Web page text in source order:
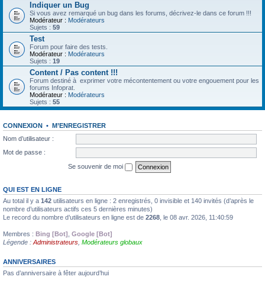
Indiquer un Bug
Si vous avez remarqué un bug dans les forums, décrivez-le dans ce forum !!!
Modérateur : Modérateurs
Sujets : 59
Test
Forum pour faire des tests.
Modérateur : Modérateurs
Sujets : 19
Content / Pas content !!!
Forum destiné à exprimer votre mécontentement ou votre engouement pour les
forums Infoprat.
Modérateur : Modérateurs
Sujets : 55
CONNEXION • M’ENREGISTRER
Nom d’utilisateur :
Mot de passe :
Se souvenir de moi
QUI EST EN LIGNE
Au total il y a 142 utilisateurs en ligne : 2 enregistrés, 0 invisible et 140 invités (d’après le
nombre d’utilisateurs actifs ces 5 dernières minutes)
Le record du nombre d’utilisateurs en ligne est de 2268 , le 08 avr. 2026, 11:40:59
Membres : Bing [Bot] Google [Bot]
Légende : Administrateurs Modérateurs globaux
ANNIVERSAIRES
Pas d’anniversaire à fêter aujourd’hui